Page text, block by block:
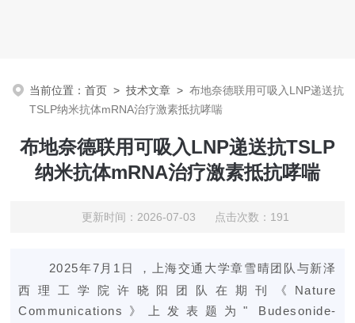
当前位置：首页 >技术文章 >布地奈德联用可吸入LNP递送抗
TSLP纳米抗体mRNA治疗激素抵抗哮喘
布地奈德联用可吸入LNP递送抗TSLP
纳米抗体mRNA治疗激素抵抗哮喘
更新时间：2026-07-03 点击次数：191
2025年7月1日 ，上海交通大学章雪晴团队与新泽
西理工学院许晓阳团队在期刊《Nature
Communications》上发表题为" Budesonide-